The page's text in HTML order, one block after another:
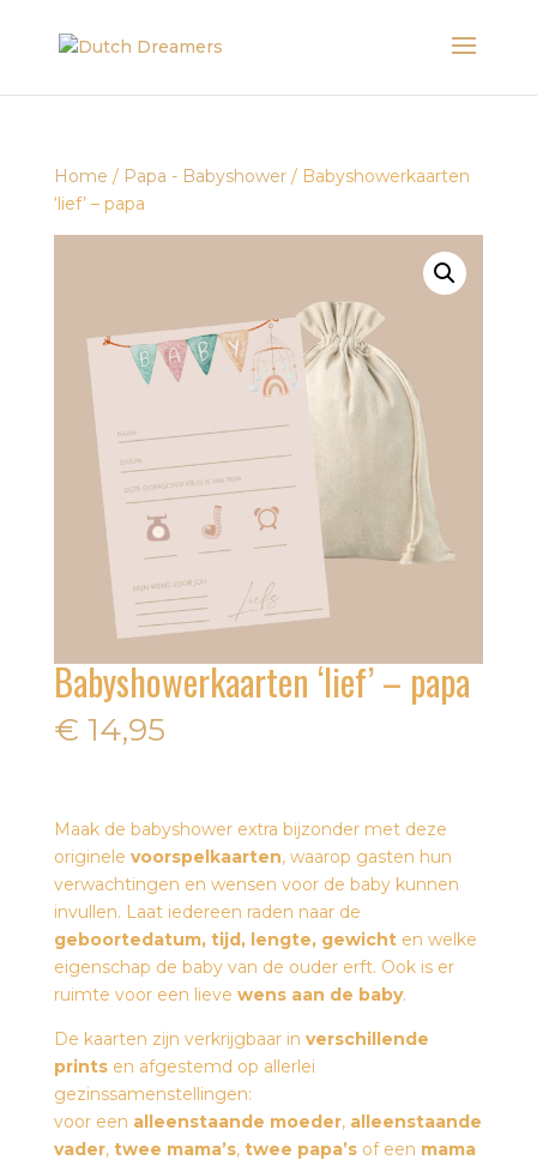
Home / Papa - Babyshower/ Babyshowerkaarten
‘lief’ – papa
Babyshowerkaarten ‘lief’ – papa
€ 14,95
Maak de babyshower extra bijzonder met deze
originele voorspelkaarten, waarop gasten hun
verwachtingen en wensen voor de baby kunnen
invullen. Laat iedereen raden naar de
geboortedatum, tijd, lengte, gewichten welke
eigenschap de baby van de ouder erft. Ook is er
ruimte voor een lieve wens aan de baby.
De kaarten zijn verkrijgbaar in verschillende
printsen afgestemd op allerlei
gezinssamenstellingen:
voor een alleenstaande moeder, alleenstaande
vader, twee mama’s, twee papa’sof een mama